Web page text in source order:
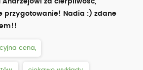
Andrzejowi za cierpliwość,
przygotowanie! Nadia :) zdane
cena,